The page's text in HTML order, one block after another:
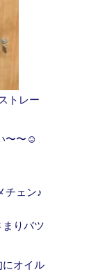
トレー
〜〜☺️
チェン♪
りバツ
にオイル